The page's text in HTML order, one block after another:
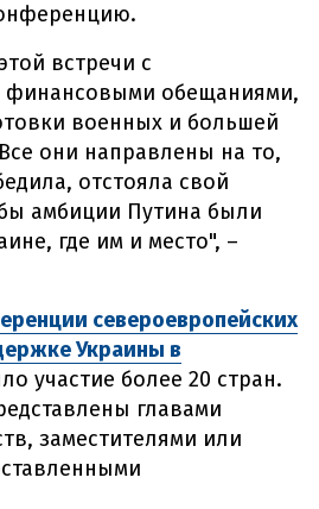
встречи с
обещаниями,
военных и большей
они направлены на то,
отстояла свой
амбиции Путина были
где им и место", –
североевропейских
Украины в
участие более 20 стран.
главами
заместителями или